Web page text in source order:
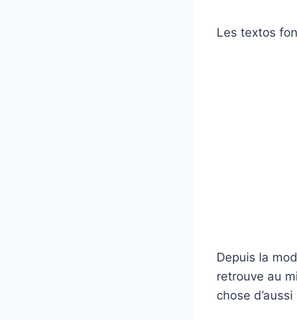
Les textos
Depuis la
retrouve au
chose